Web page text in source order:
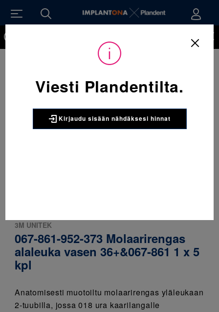
3M UNITEK
067-861-952-373 Molaarirengas
alaleuka vasen 36+&067-861 1 x 5
kpl
Anatomisesti muotoiltu molaarirengas yläleukaan
2-tuubilla, jossa 018 ura kaarilangalle
Viesti Plandentilta.
Kirjaudu sisään nähdäksesi hinnat